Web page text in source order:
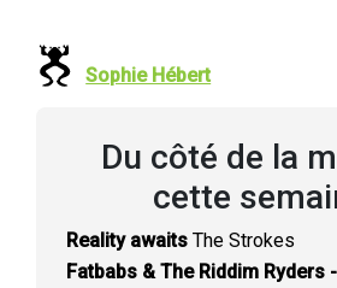
Sophie Hébert
Du côté de la
cette
Reality awaits The Strokes
Fatbabs & The Riddim Ryders